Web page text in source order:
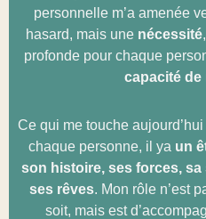
personnelle m’a amenée
hasard, mais une nécessité
profonde pour chaque
capacité de
Ce qui me touche
chaque personne, il ya un
son histoire, ses forces,
ses rêves. Mon rôle n’est
soit, mais est